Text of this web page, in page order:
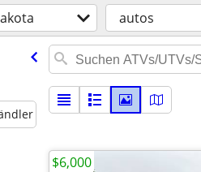
autos
$6,000